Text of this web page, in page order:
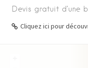
Devis gratuit d’une
Cliquez ici pour